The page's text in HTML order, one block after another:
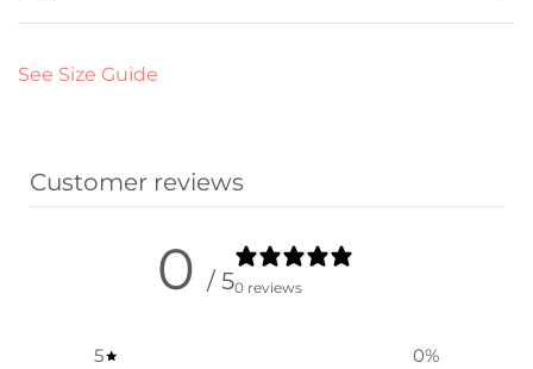
See Size Guide
Customer reviews
0 / 50 reviews
5 0%